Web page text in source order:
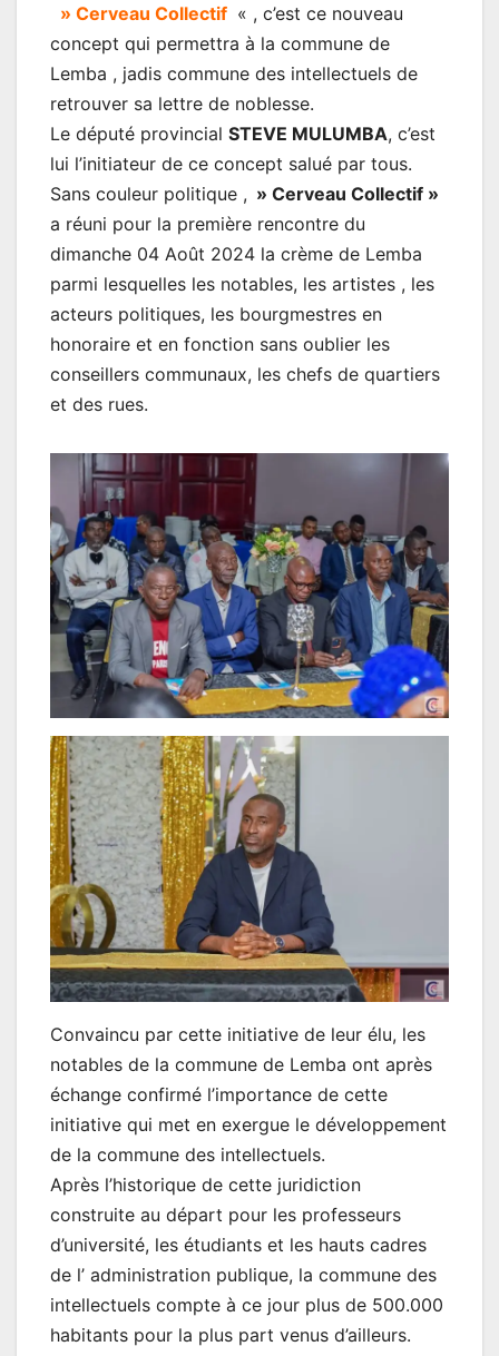
» Cerveau Collectif « , c’est ce nouveau
concept qui permettra à la commune de
Lemba , jadis commune des intellectuels de
retrouver sa lettre de noblesse.
Le député provincial STEVE MULUMBA, c’est
lui l’initiateur de ce concept salué par tous.
Sans couleur politique , » Cerveau Collectif »
a réuni pour la première rencontre du
dimanche 04 Août 2024 la crème de Lemba
parmi lesquelles les notables, les artistes , les
acteurs politiques, les bourgmestres en
honoraire et en fonction sans oublier les
conseillers communaux, les chefs de quartiers
et des rues.
Convaincu par cette initiative de leur élu, les
notables de la commune de Lemba ont après
échange confirmé l’importance de cette
initiative qui met en exergue le développement
de la commune des intellectuels.
Après l’historique de cette juridiction
construite au départ pour les professeurs
d’université, les étudiants et les hauts cadres
de l’ administration publique, la commune des
intellectuels compte à ce jour plus de 500.000
habitants pour la plus part venus d’ailleurs.